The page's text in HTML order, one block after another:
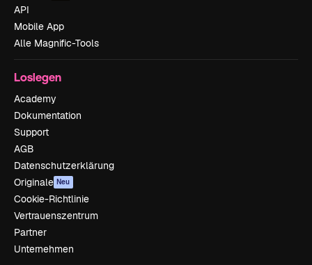
API
Mobile App
Alle Magnific-Tools
Loslegen
Academy
Dokumentation
Support
AGB
Datenschutzerklärung
Originale Neu
Cookie-Richtlinie
Vertrauenszentrum
Partner
Unternehmen